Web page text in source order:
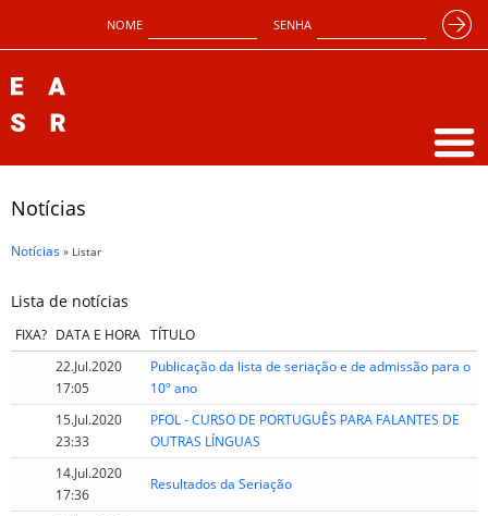
NOME SENHA
Notícias
Notícias » Listar
Lista de notícias
FIXA? DATA E HORA TÍTULO
22.Jul.2020
17:05
Publicação da lista de seriação e de admissão para o
10º ano
15.Jul.2020
23:33
PFOL - CURSO DE PORTUGUÊS PARA FALANTES DE
OUTRAS LÍNGUAS
14.Jul.2020
17:36
Resultados da Seriação